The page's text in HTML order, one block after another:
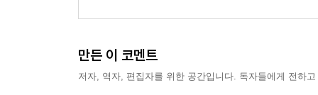
만든 이 코멘트
저자, 역자, 편집자를 위한 공간입니다. 독자들에게 전하